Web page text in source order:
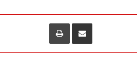
مشاركة عبر البريد